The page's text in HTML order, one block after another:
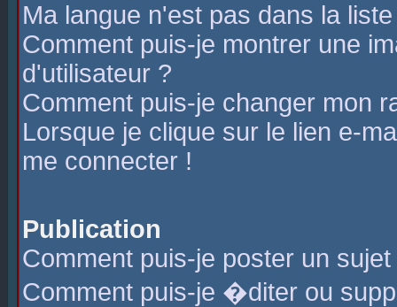
Ma langue n'est pas dans la
Comment puis-je montrer une
d'utilisateur ?
Comment puis-je changer mon
Lorsque je clique sur le lien e-
me connecter !
Publication
Comment puis-je poster un
Comment puis-je �diter ou